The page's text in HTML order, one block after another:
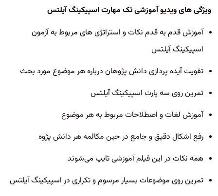
ویژگی های ویدیو آموزشی تک مهارت اسپیکینگ آیلتس
​آموزش قدم به قدم نکات و استراتژی های مربوط به آزمون
اسپیکینگ آیلتس
تقویت آیده پردازی دانش پژوهان درباره هر موضوع مورد بحث
تمرین روی سه پارت اسپیکینگ آیلتس
آموزش لغات و اصطلاحات مربوط به هر موضوع
رفع اشکال دقیق و جامع در حین مکالمه هر دانش پژوه
همه نکات در این فیلم آموزشی تایپ می‌شوند
تمرین روی موضوعات بسیار مرسوم و تکراری در اسپیکینگ آیلتس